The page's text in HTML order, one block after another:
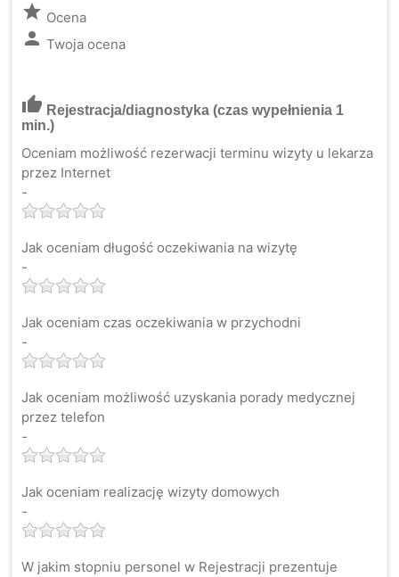
grade Ocena
person Twoja ocena
thumb_up Rejestracja/diagnostyka (czas wypełnienia 1
min.)
Oceniam możliwość rezerwacji terminu wizyty u lekarza
przez Internet
-
Jak oceniam długość oczekiwania na wizytę
-
Jak oceniam czas oczekiwania w przychodni
-
Jak oceniam możliwość uzyskania porady medycznej
przez telefon
-
Jak oceniam realizację wizyty domowych
-
W jakim stopniu personel w Rejestracji prezentuje